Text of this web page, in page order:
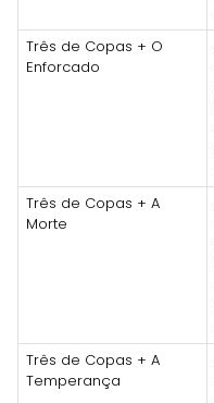
Três de Copas + O
Enforcado
Três de Copas + A
Morte
Três de Copas + A
Temperança